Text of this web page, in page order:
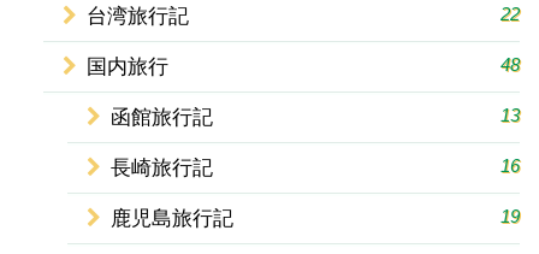
台湾旅行記 22
国内旅行 48
函館旅行記 13
長崎旅行記 16
鹿児島旅行記 19